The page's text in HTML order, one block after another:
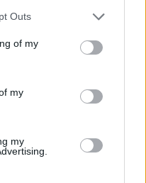
one or more Google
You may click to
its third-party tags to
in below Google
Outs
of my
my
my
Végh Zsolt
Mindhárom
kísérli meg
a
– Olt Tamás,
kalandjai
várják,
Tivadar